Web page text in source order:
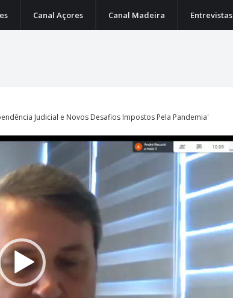
Canal Açores Canal Madeira Entrevistas
Judicial e Novos Desafios Impostos Pela Pandemia'